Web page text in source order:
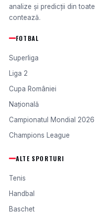
analize și predicții din
contează.
FOTBAL
Superliga
Liga 2
Cupa României
Națională
Campionatul Mondial 2026
Champions League
ALTE SPORTURI
Tenis
Handbal
Baschet